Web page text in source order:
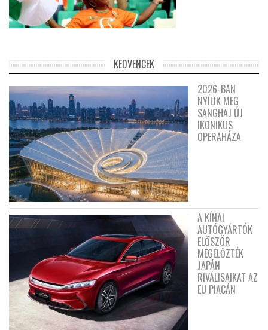
KEDVENCEK
2026-BAN
NYÍLIK MEG
SANGHAJ ÚJ
IKONIKUS
OPERAHÁZA
A KÍNAI
AUTÓGYÁRTÓK
ELŐSZÖR
MEGELŐZTÉK
JAPÁN
RIVÁLISAIKAT AZ
EU PIACÁN